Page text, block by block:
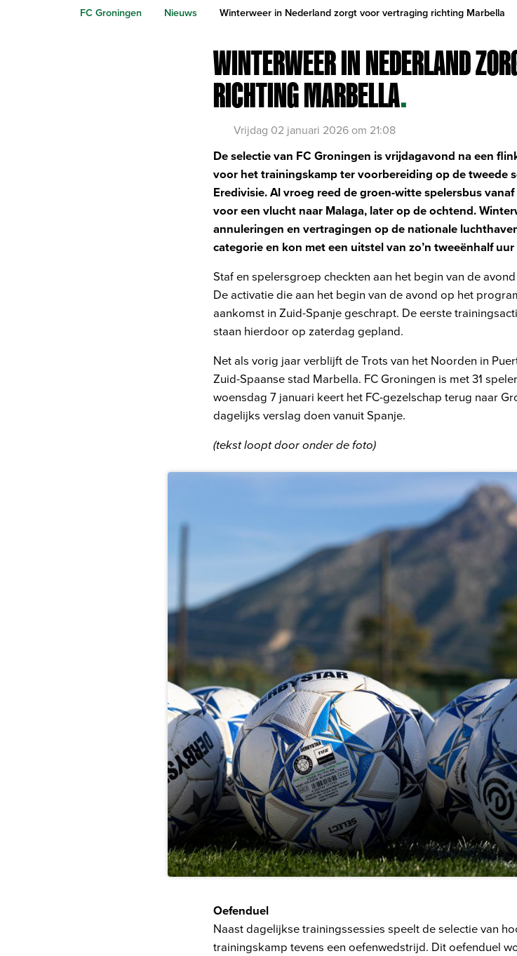
FC Groningen Nieuws Winterweer in Nederland zorgt voor vertraging richting Marbella
WINTERWEER IN NEDERLAND
RICHTING MARBELLA.
Vrijdag 02 januari 2026 om 21:08
De selectie van FC Groningen is vrijdagavond na een
voor het trainingskamp ter voorbereiding op de tweede
Eredivisie. Al vroeg reed de groen-witte spelersbus
voor een vlucht naar Malaga, later op de ochtend.
annuleringen en vertragingen op de nationale
categorie en kon met een uitstel van zo’n tweeënhalf
Staf en spelersgroep checkten aan het begin van de
De activatie die aan het begin van de avond op het
aankomst in Zuid-Spanje geschrapt. De eerste
staan hierdoor op zaterdag gepland.
Net als vorig jaar verblijft de Trots van het Noorden in
Zuid-Spaanse stad Marbella. FC Groningen is met 31
woensdag 7 januari keert het FC-gezelschap terug naar
dagelijks verslag doen vanuit Spanje.
(tekst loopt door onder de foto)
Oefenduel
Naast dagelijkse trainingssessies speelt de selectie van
trainingskamp tevens een oefenwedstrijd. Dit oefenduel